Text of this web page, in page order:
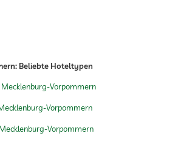
Wasser/Futternäpfe auf Anfrage im
Hundekörbchen auf Anfrage
Gegen Gebühr
Beliebte Hoteltypen
Vorpommern
Vorpommern
Vorpommern